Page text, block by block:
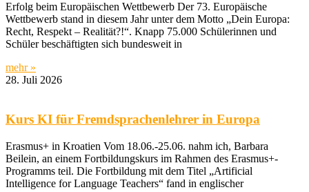
Erfolg beim Europäischen Wettbewerb Der 73. Europäische
Wettbewerb stand in diesem Jahr unter dem Motto „Dein Europa:
Recht, Respekt – Realität?!“. Knapp 75.000 Schülerinnen und
Schüler beschäftigten sich bundesweit in
mehr »
28. Juli 2026
Kurs KI für Fremdsprachenlehrer in Europa
Erasmus+ in Kroatien Vom 18.06.-25.06. nahm ich, Barbara
Beilein, an einem Fortbildungskurs im Rahmen des Erasmus+-
Programms teil. Die Fortbildung mit dem Titel „Artificial
Intelligence for Language Teachers“ fand in englischer